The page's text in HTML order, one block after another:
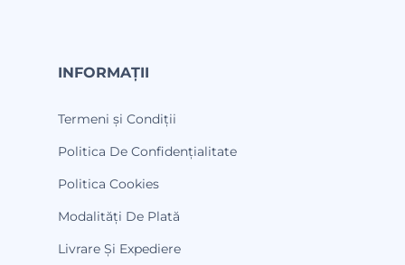
INFORMAȚII
Termeni și Condiții
Politica De Confidențialitate
Politica Cookies
Modalități De Plată
Livrare Și Expediere